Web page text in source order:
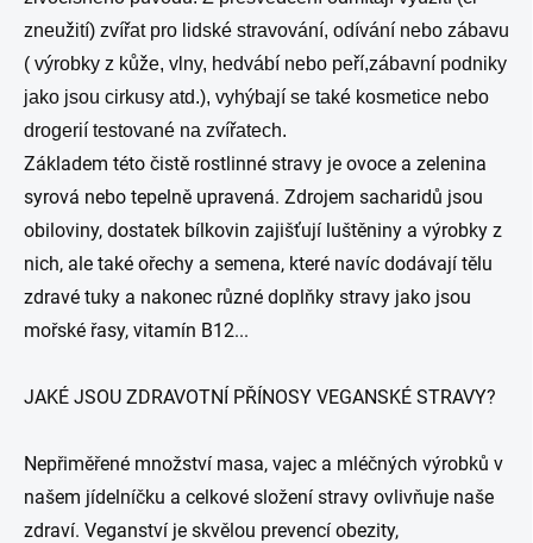
zneužití) zvířat pro lidské stravování, odívání nebo zábavu
( výrobky z kůže, vlny, hedvábí nebo peří,zábavní podniky
jako jsou cirkusy atd.), vyhýbají se také kosmetice nebo
drogerií testované na zvířatech.
Základem této čistě rostlinné stravy je ovoce a zelenina
syrová nebo tepelně upravená. Zdrojem sacharidů jsou
obiloviny, dostatek bílkovin zajišťují luštěniny a výrobky z
nich, ale také ořechy a semena, které navíc dodávají tělu
zdravé tuky a nakonec různé doplňky stravy jako jsou
mořské řasy, vitamín B12...
JAKÉ JSOU ZDRAVOTNÍ PŘÍNOSY VEGANSKÉ STRAVY?
Nepřiměřené množství masa, vajec a mléčných výrobků v
našem jídelníčku a celkové složení stravy ovlivňuje naše
zdraví. Veganství je skvělou prevencí obezity,